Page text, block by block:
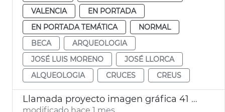
VALENCIA
EN PORTADA
EN PORTADA TEMÁTICA
NORMAL
BECA
ARQUEOLOGIA
JOSÉ LUIS MORENO
JOSÉ LLORCA
ALQUEOLOGIA
CRUCES CREUS
Llamada proyecto imagen gráfica 41 Mostra València
modificado hace 1 mes